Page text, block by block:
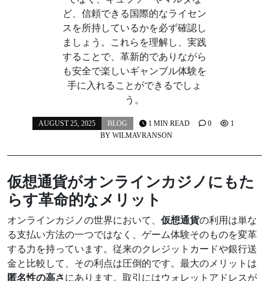
ど、信頼できる国際的なライセン
スを所持しているかを必ず確認し
ましょう。これらを理解し、実践
することで、革新的でありながら
も安全で楽しいギャンブル体験を
手に入れることができるでしょ
う。
AUGUST 25, 2025
BLOG
BY WILMAVRANSON
1 MIN READ 0 1
仮想通貨がオンラインカジノにもた
らす革命的なメリット
オンラインカジノの世界において、 仮想通貨の利用は単な
る支払い方法の一つではなく、ゲーム体験そのものを変革
する力を持っています。従来のクレジットカードや銀行送
金と比較して、その利点は圧倒的です。最大のメリットは
匿名性の高さにあります。取引にはウォレットアドレスが